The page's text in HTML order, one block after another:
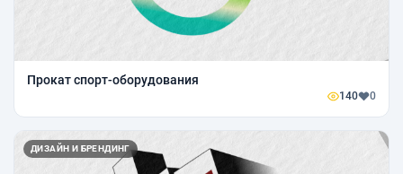
Прокат спорт-оборудования
140 0
ДИЗАЙН И БРЕНДИНГ